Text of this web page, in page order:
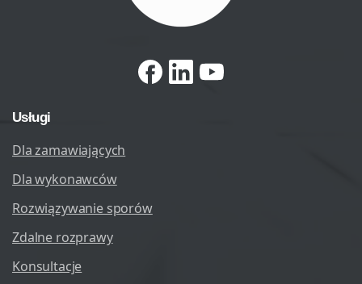
Usługi
Dla zamawiających
Dla wykonawców
Rozwiązywanie sporów
Zdalne rozprawy
Konsultacje